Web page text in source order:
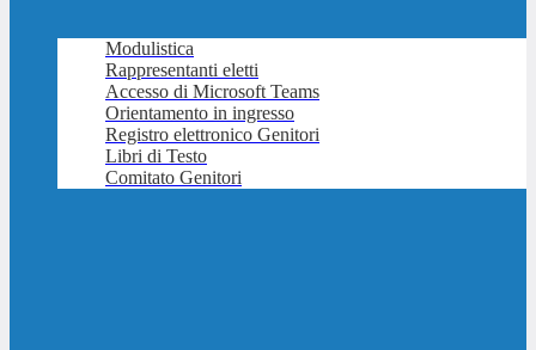
Modulistica
Rappresentanti eletti
Accesso di Microsoft Teams
Orientamento in ingresso
Registro elettronico Genitori
Libri di Testo
Comitato Genitori